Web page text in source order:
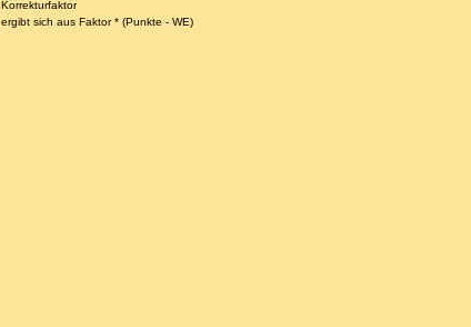
Korrekturfaktor
ergibt sich aus Faktor * (Punkte - WE)